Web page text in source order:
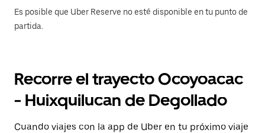
Es posible que Uber Reserve no esté disponible en tu punto de
partida.
Recorre el trayecto Ocoyoacac
- Huixquilucan de Degollado
Cuando viajes con la app de Uber en tu próximo viaje